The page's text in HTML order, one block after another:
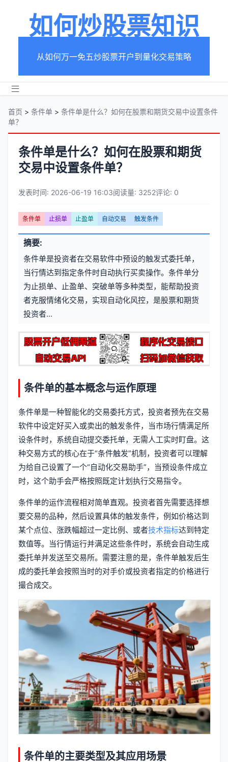
如何炒股票知识
从如何万一免五炒股票开户到量化交易策略
首页 > 条件单 > 条件单是什么？如何在股票和期货交易中设置条件
单？
条件单是什么？如何在股票和期货
交易中设置条件单？
章
元
信
息
发表时间: 2026-06-19 16:03阅读量: 3252评论: 0
文
章
标
签
条件单 止损单 止盈单 自动交易 触发条件
摘要:
条件单是投资者在交易软件中预设的触发式委托单，
当行情达到指定条件时自动执行买卖操作。条件单分
为止损单、止盈单、突破单等多种类型，能帮助投资
者克服情绪化交易，实现自动化风控，是股票和期货
投资者...
条件单的基本概念与运作原理
条件单是一种智能化的交易委托方式，投资者预先在交易
软件中设定好买入或卖出的触发条件，当市场行情满足所
设条件时，系统自动提交委托单，无需人工实时盯盘。这
种交易方式的核心在于“条件触发”机制，投资者可以理解
为给自己设置了一个“自动化交易助手”，当预设条件成立
时，这个助手会严格按照既定计划执行交易指令。
条件单的运作流程相对简单直观。投资者首先需要选择想
要交易的品种，然后设置具体的触发条件，例如价格达到
某个点位、涨跌幅超过一定比例、或者技术指标达到特定
数值等。当行情运行并满足这些条件时，系统会自动生成
委托单并发送至交易所。需要注意的是，条件单触发后生
成的委托单会按照当时的对手价或投资者指定的价格进行
撮合成交。
条件单的主要类型及其应用场景